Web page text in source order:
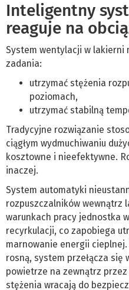
Inteligentny
reaguje na
System wentylacji w lakierni
zadania:
utrzymać stężenia
poziomach,
utrzymać stabilną
Tradycyjne rozwiązanie
ciągłym wydmuchiwaniu
kosztowne i nieefektywne.
inaczej.
System automatyki
rozpuszczalników wewnątrz
warunkach pracy jednostka
recyrkulacji, co zapobiega
marnowanie energii
rosną, system przełącza się
powietrze na zewnątrz
stężenia wracają do